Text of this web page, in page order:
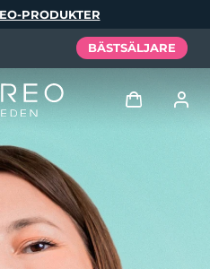
PRODUKTER
BÄSTSÄLJARE
Användarprofil
Mina enheter
Elixir
Español